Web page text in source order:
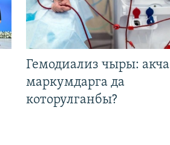
Гемодиализ чыры: акча
маркумдарга да
которулганбы?